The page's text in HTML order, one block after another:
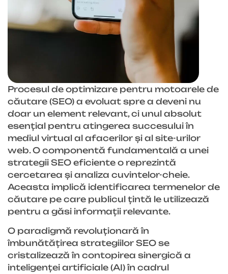
Procesul de optimizare pentru motoarele de
căutare (SEO) a evoluat spre a deveni nu
doar un element relevant, ci unul absolut
esențial pentru atingerea succesului în
mediul virtual al afacerilor și al site-urilor
web. O componentă fundamentală a unei
strategii SEO eficiente o reprezintă
cercetarea și analiza cuvintelor-cheie.
Aceasta implică identificarea termenelor de
căutare pe care publicul țintă le utilizează
pentru a găsi informații relevante.
O paradigmă revoluționară în
îmbunătățirea strategiilor SEO se
cristalizează în contopirea sinergică a
inteligenței artificiale (AI) în cadrul